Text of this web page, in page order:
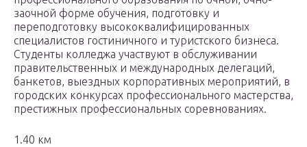
заочной форме обучения, подготовку и
переподготовку высококвалифицированных
специалистов гостиничного и туристского бизнеса.
Студенты колледжа участвуют в обслуживании
правительственных и международных делегаций,
банкетов, выездных корпоративных мероприятий, в
городских конкурсах профессионального мастерства,
престижных профессиональных соревнованиях.
1.40 км